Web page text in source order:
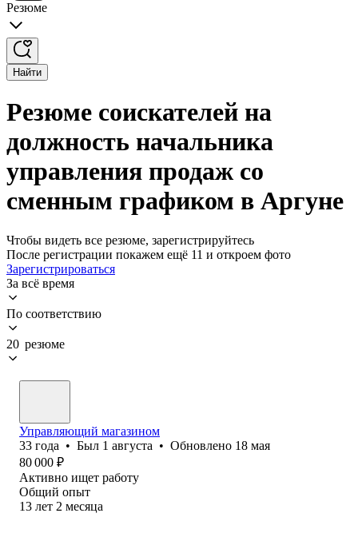
Резюме
Найти
Резюме соискателей на
должность начальника
управления продаж со
сменным графиком в Аргуне
Чтобы видеть все резюме, зарегистрируйтесь
После регистрации покажем ещё 11 и откроем фото
Зарегистрироваться
За всё время
По соответствию
20 резюме
Управляющий магазином
33 года • Был 1 августа • Обновлено 18 мая
80 000 ₽
Активно ищет работу
Общий опыт
13 лет 2 месяца